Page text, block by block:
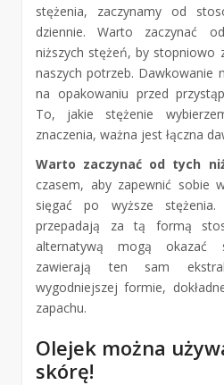
stężenia, zaczynamy od
dziennie. Warto zaczynać
niższych stężeń, by stopniowo
naszych potrzeb. Dawkowanie
na opakowaniu przed
To, jakie stężenie
znaczenia, ważna jest łączna
Warto zaczynać od tych
czasem, aby zapewnić sobie
sięgać po wyższe
przepadają za tą formą
alternatywą mogą okazać
zawierają ten sam
wygodniejszej formie,
zapachu.
Olejek można
skórę!